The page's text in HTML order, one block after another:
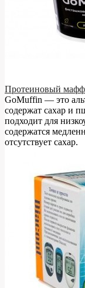
Протеиновый
GoMuffin — это
содержат сахар и
подходит для
содержатся
отсутствует сахар.